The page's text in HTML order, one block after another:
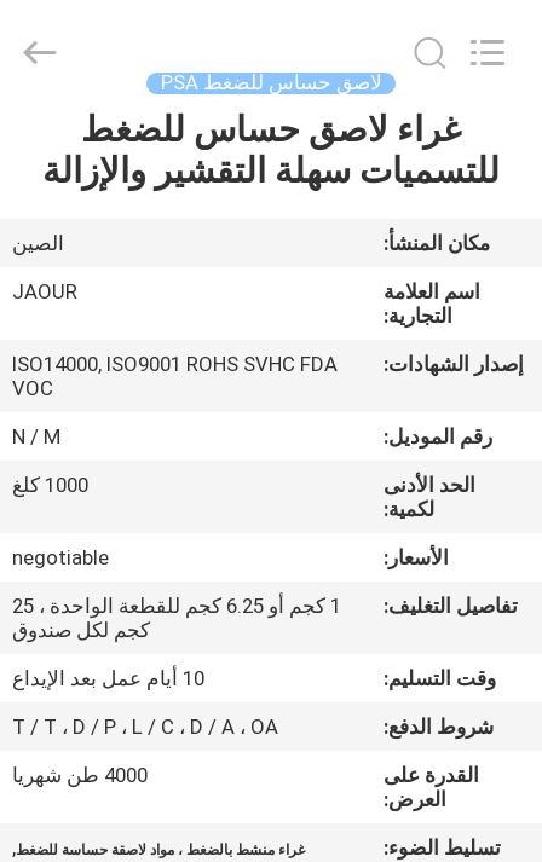
معلومات
المصنع
الجودة
أخبار
القضايا
Adhesive
Products
لاصق حساس للضغط PSA
غراء لاصق حساس للضغط
للتسميات سهلة التقشير والإزالة
مكان المنشأ:
الصين
اسم العلامة
التجارية:
JAOUR
إصدار الشهادات:
ISO14000, ISO9001 ROHS SVHC FDA
VOC
رقم الموديل:
N / M
الحد الأدنى
لكمية:
1000 كلغ
الأسعار:
negotiable
تفاصيل التغليف:
1 كجم أو 6.25 كجم للقطعة الواحدة ، 25
كجم لكل صندوق
وقت التسليم:
10 أيام عمل بعد الإيداع
شروط الدفع:
T / T ، D / P ، L / C ، D / A ، OA
القدرة على
العرض:
4000 طن شهريا
تسليط الضوء: غراء منشط بالضغط ، مواد لاصقة حساسة للضغط,